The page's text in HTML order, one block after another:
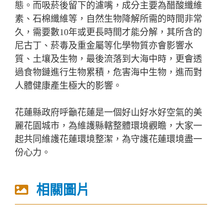
態。而吸菸後留下的濾嘴，成分主要為醋酸纖維
素、石棉纖維等，自然生物降解所需的時間非常
久，需要數10年或更長時間才能分解，其所含的
尼古丁、菸毒及重金屬等化學物質亦會影響水
質、土壤及生物，最後流落到大海中時，更會透
過食物鏈進行生物累積，危害海中生物，進而對
人體健康產生極大的影響。
花蓮縣政府呼籲花蓮是一個好山好水好空氣的美
麗花園城市，為維護縣轄整體環境觀瞻，大家一
起共同維護花蓮環境整潔，為守護花蓮環境盡一
份心力。
相關圖片